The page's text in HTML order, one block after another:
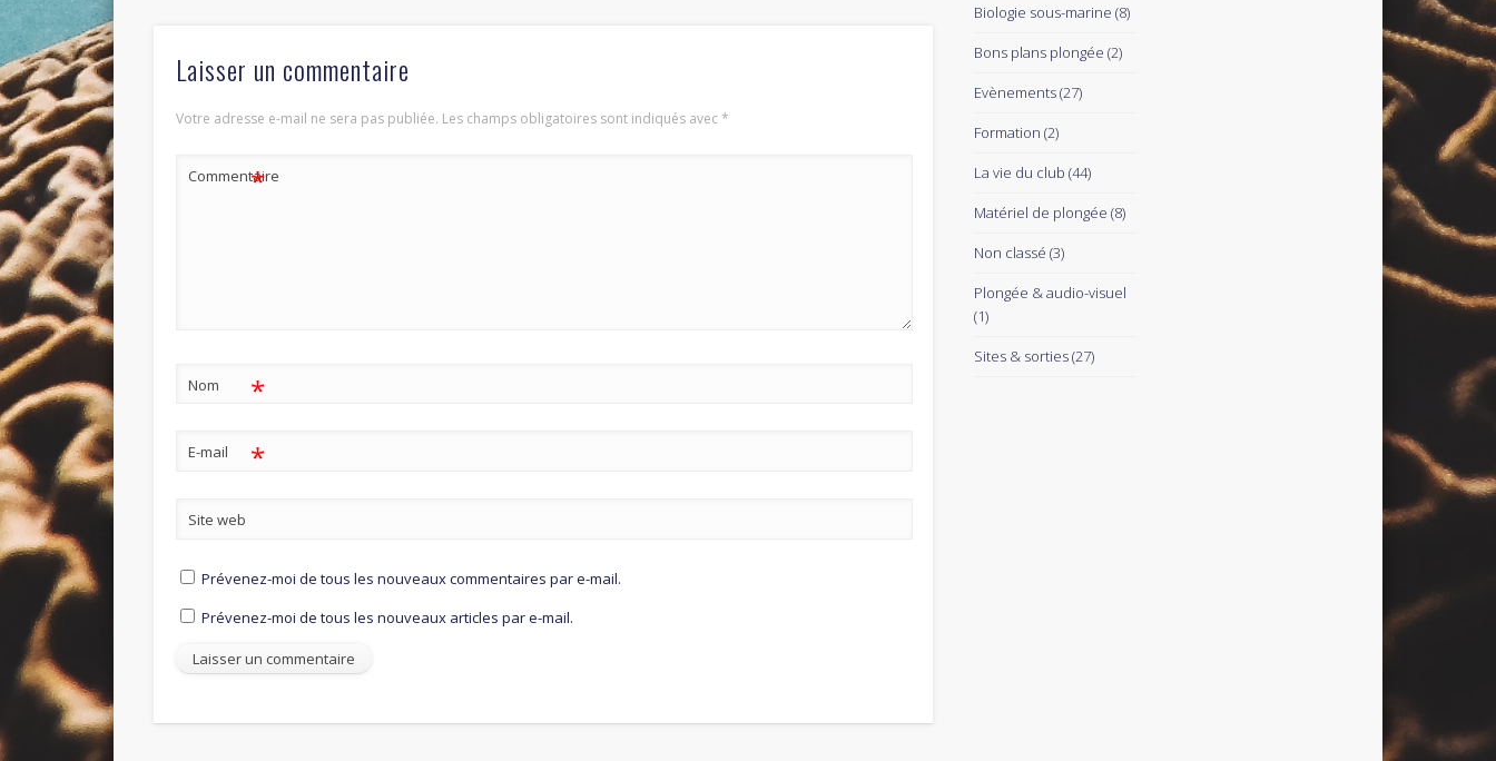
Laisser un commentaire
Votre adresse e-mail ne sera pas publiée. Les champs obligatoires sont indiqués avec*
Commentaire
*
Nom *
E-mail *
Site web
Prévenez-moi de tous les nouveaux commentaires par e-mail.
Prévenez-moi de tous les nouveaux articles par e-mail.
Biologie sous-marine (8)
Bons plans plongée (2)
Evènements(27)
Formation (2)
La vie du club (44)
Matériel de plongée (8)
Non classé (3)
Plongée & audio-visuel
(1)
Sites & sorties(27)